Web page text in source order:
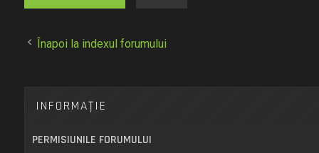
Înapoi la indexul forumului
INFORMAŢIE
PERMISIUNILE FORUMULUI